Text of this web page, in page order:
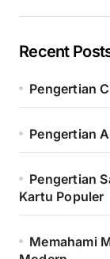
Recent
Pengertian
Pengertian
Pengertian
Kartu Populer
Memahami